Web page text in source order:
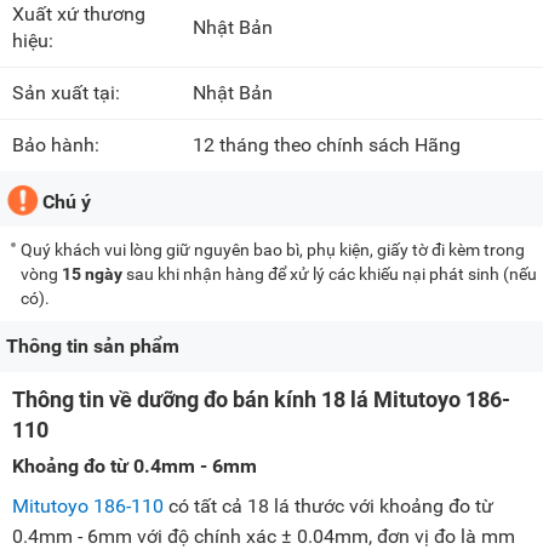
Xuất xứ thương
hiệu:
Nhật Bản
Sản xuất tại: Nhật Bản
Bảo hành: 12 tháng theo chính sách Hãng
Chú ý
Quý khách vui lòng giữ nguyên bao bì, phụ kiện, giấy tờ đi kèm trong
vòng 15 ngàysau khi nhận hàng để xử lý các khiếu nại phát sinh (nếu
có).
Thông tin sản phẩm
Thông tin về dưỡng đo bán kính 18 lá Mitutoyo 186-
110
Khoảng đo từ 0.4mm - 6mm
Mitutoyo 186-110 có tất cả 18 lá thước với khoảng đo từ
0.4mm - 6mm với độ chính xác ± 0.04mm, đơn vị đo là mm